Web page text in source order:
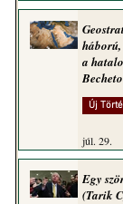
a
Új
júl. 29.
Egy
(Tarik